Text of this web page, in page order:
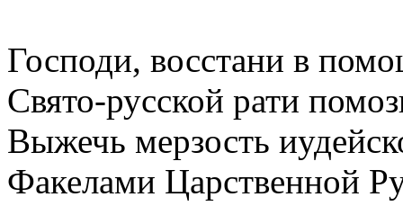
Господи, восстани в
Свято-русской рати
Выжечь мерзость
Факелами Царственной